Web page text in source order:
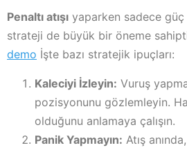
Penaltı atışı yaparken sadece güç
strateji de büyük bir öneme
demo İşte bazı stratejik ipuçları:
Kaleciyi İzleyin: Vuruş
pozisyonunu gözlemleyin.
olduğunu anlamaya çalışın.
Panik Yapmayın: Atış